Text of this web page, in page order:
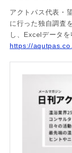
アクトパス代表・
に行った独自調査
し、Excelデータ
https://